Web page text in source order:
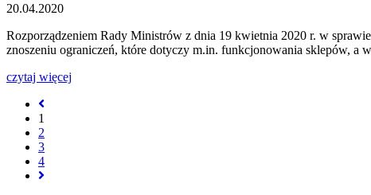
20.04.2020
Rozporządzeniem Rady Ministrów z dnia 19 kwietnia 2020 r. w
znoszeniu ograniczeń, które dotyczy m.in. funkcjonowania sklepów,
czytaj więcej
1
2
3
4